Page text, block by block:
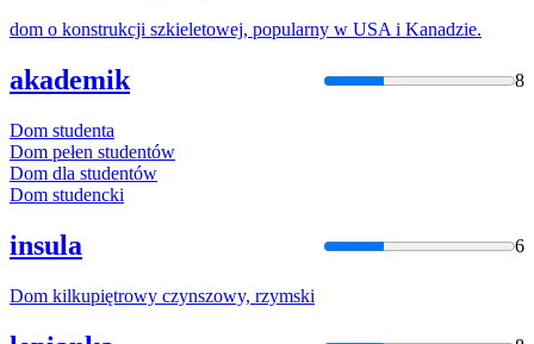
dom o konstrukcji szkieletowej, popularny w USA i Kanadzie.
akademik 8
Dom studenta
Dom pełen studentów
Dom dla studentów
Dom studencki
insula 6
Dom kilkupiętrowy czynszowy, rzymski